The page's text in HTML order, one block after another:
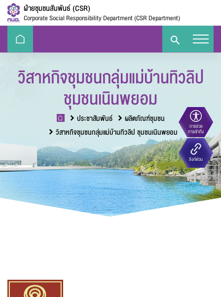
ฝ่ายชุมชนสัมพันธ์ (CSR)
Corporate Social Responsibility Department (CSR Department)
ขนาดตัวอักษร
ความตัดกันของสี
การช่วย
การเข้าถึง
Eco-
Challenge
e-Library Handbook E-PP ลิงก์ด่วน
วิสาหกิจชุมชนกลุ่มแม่บ้านทิวลิป
ชุมชนเนินพยอม
ประชาสัมพันธ์
ผลิตภัณฑ์ชุมชน
วิสาหกิจชุมชนกลุ่มแม่บ้านทิวลิป ชุมชนเนินพยอม